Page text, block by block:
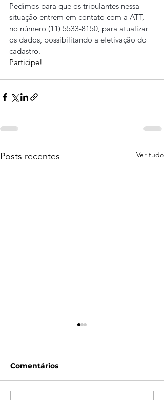
Pedimos para que os tripulantes nessa
situação entrem em contato com a ATT,
no número (11) 5533-8150, para atualizar
os dados, possibilitando a efetivação do
cadastro.
Participe!
Posts recentes Ver tudo
Comentários